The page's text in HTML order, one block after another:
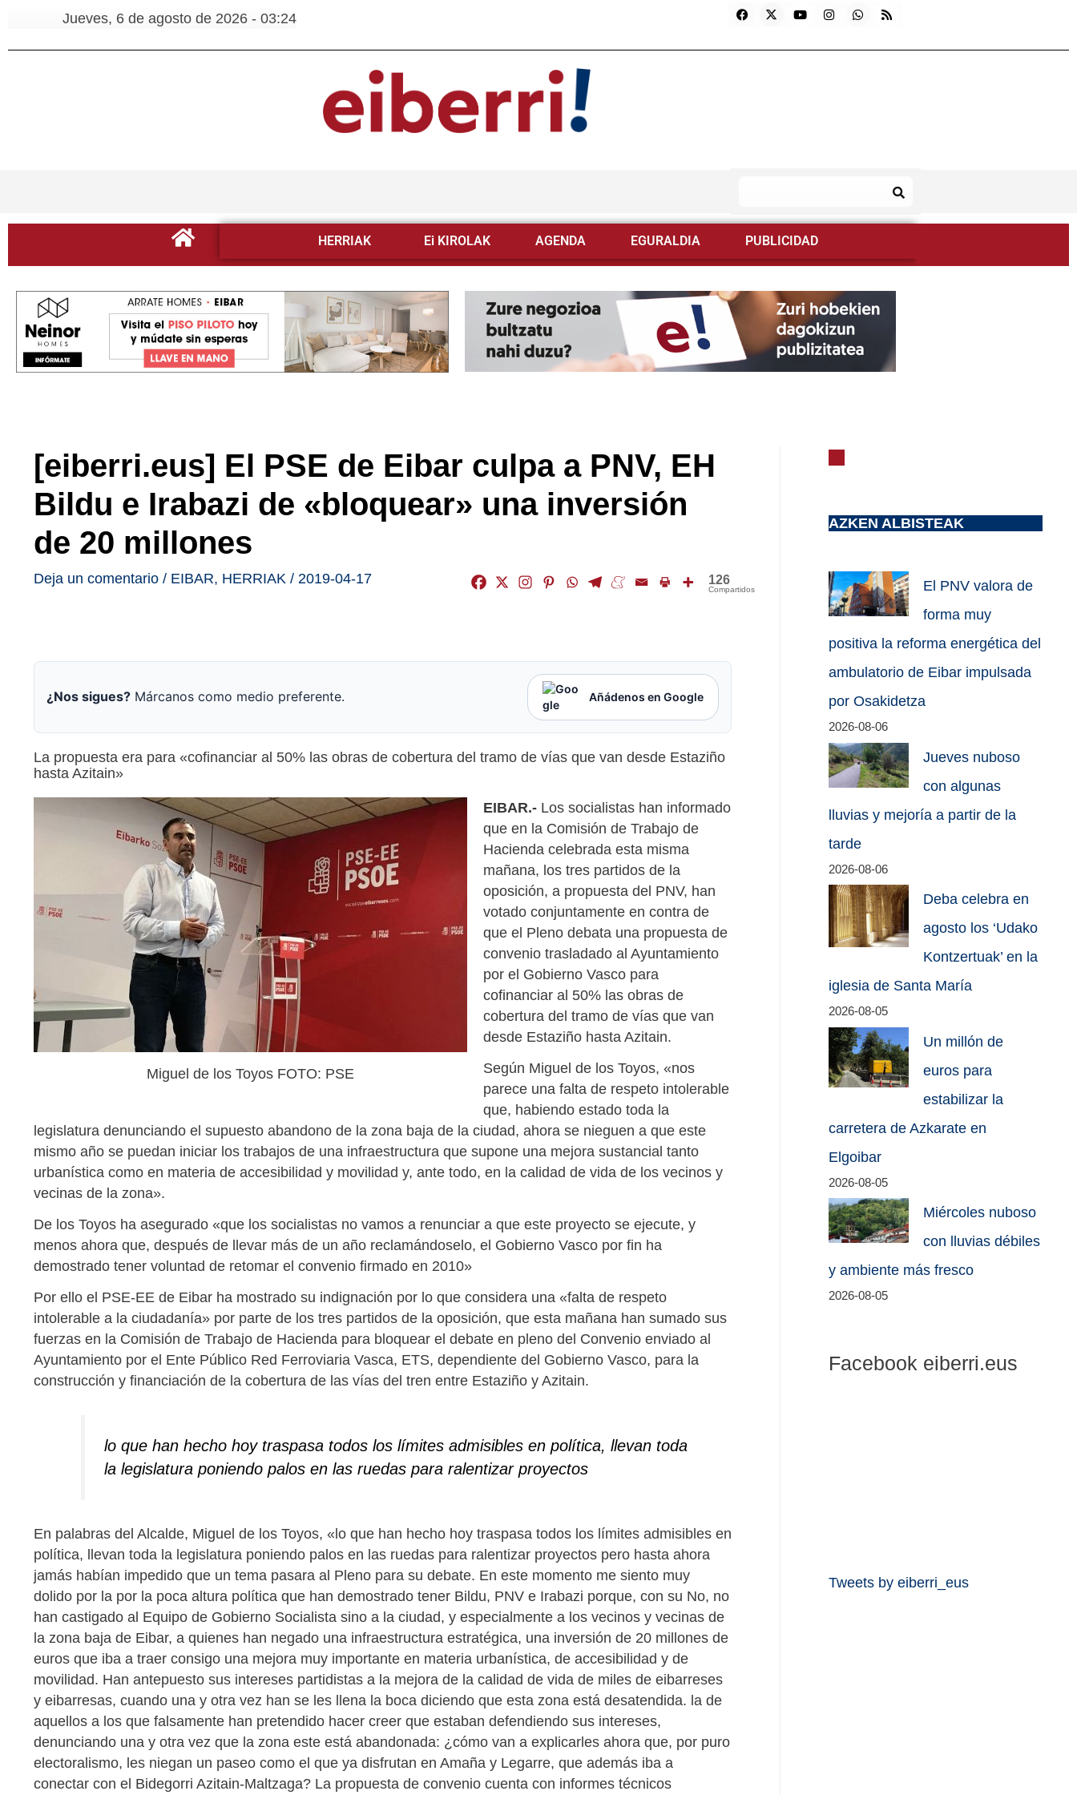
Jueves, 6 de agosto de 2026 - 03:24
HERRIAK Ei KIROLAK AGENDA EGURALDIA PUBLICIDAD
[eiberri.eus] El PSE de Eibar culpa a PNV, EH
Bildu e Irabazi de «bloquear» una inversión
de 20 millones
Deja un comentario / EIBAR, HERRIAK / 2019-04-17 126
Compartidos
¿Nos sigues? Márcanos como medio preferente. Añádenos en Google
La propuesta era para «cofinanciar al 50% las obras de cobertura del tramo de vías que van desde Estaziño
hasta Azitain»
Miguel de los Toyos FOTO: PSE
EIBAR.- Los socialistas han informado
que en la Comisión de Trabajo de
Hacienda celebrada esta misma
mañana, los tres partidos de la
oposición, a propuesta del PNV, han
votado conjuntamente en contra de
que el Pleno debata una propuesta de
convenio trasladado al Ayuntamiento
por el Gobierno Vasco para
cofinanciar al 50% las obras de
cobertura del tramo de vías que van
desde Estaziño hasta Azitain.
Según Miguel de los Toyos, «nos
parece una falta de respeto intolerable
que, habiendo estado toda la
legislatura denunciando el supuesto abandono de la zona baja de la ciudad, ahora se nieguen a que este
mismo año se puedan iniciar los trabajos de una infraestructura que supone una mejora sustancial tanto
urbanística como en materia de accesibilidad y movilidad y, ante todo, en la calidad de vida de los vecinos y
vecinas de la zona».
De los Toyos ha asegurado «que los socialistas no vamos a renunciar a que este proyecto se ejecute, y
menos ahora que, después de llevar más de un año reclamándoselo, el Gobierno Vasco por fin ha
demostrado tener voluntad de retomar el convenio firmado en 2010»
Por ello el PSE-EE de Eibar ha mostrado su indignación por lo que considera una «falta de respeto
intolerable a la ciudadanía» por parte de los tres partidos de la oposición, que esta mañana han sumado sus
fuerzas en la Comisión de Trabajo de Hacienda para bloquear el debate en pleno del Convenio enviado al
Ayuntamiento por el Ente Público Red Ferroviaria Vasca, ETS, dependiente del Gobierno Vasco, para la
construcción y financiación de la cobertura de las vías del tren entre Estaziño y Azitain.
lo que han hecho hoy traspasa todos los límites admisibles en política, llevan toda
la legislatura poniendo palos en las ruedas para ralentizar proyectos
En palabras del Alcalde, Miguel de los Toyos, «lo que han hecho hoy traspasa todos los límites admisibles en
política, llevan toda la legislatura poniendo palos en las ruedas para ralentizar proyectos pero hasta ahora
jamás habían impedido que un tema pasara al Pleno para su debate. En este momento me siento muy
dolido por la por la poca altura política que han demostrado tener Bildu, PNV e Irabazi porque, con su No, no
han castigado al Equipo de Gobierno Socialista sino a la ciudad, y especialmente a los vecinos y vecinas de
la zona baja de Eibar, a quienes han negado una infraestructura estratégica, una inversión de 20 millones de
euros que iba a traer consigo una mejora muy importante en materia urbanística, de accesibilidad y de
movilidad. Han antepuesto sus intereses partidistas a la mejora de la calidad de vida de miles de eibarreses
y eibarresas, cuando una y otra vez han se les llena la boca diciendo que esta zona está desatendida. la de
aquellos a los que falsamente han pretendido hacer creer que estaban defendiendo sus intereses,
denunciando una y otra vez que la zona este está abandonada: ¿cómo van a explicarles ahora que, por puro
electoralismo, les niegan un paseo como el que ya disfrutan en Amaña y Legarre, que además iba a
conectar con el Bidegorri Azitain-Maltzaga? La propuesta de convenio cuenta con informes técnicos
AZKEN ALBISTEAK
El PNV valora de
forma muy
positiva la reforma energética del
ambulatorio de Eibar impulsada
por Osakidetza
2026-08-06
Jueves nuboso
con algunas
lluvias y mejoría a partir de la
tarde
2026-08-06
Deba celebra en
agosto los ‘Udako
Kontzertuak’ en la
iglesia de Santa María
2026-08-05
Un millón de
euros para
estabilizar la
carretera de Azkarate en
Elgoibar
2026-08-05
Miércoles nuboso
con lluvias débiles
y ambiente más fresco
2026-08-05
Facebook eiberri.eus
Tweets by eiberri_eus